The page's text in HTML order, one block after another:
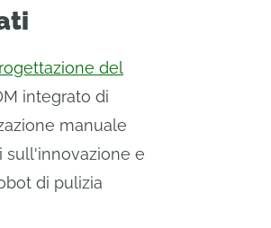
del
integrato di
manuale
sull'innovazione e
di pulizia